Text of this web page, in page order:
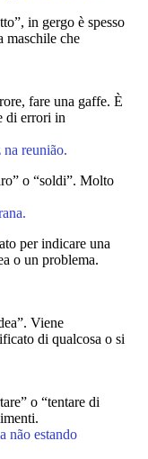
in gergo è spesso
maschile che
fare una gaffe. È
di errori in
reunião.
o “soldi”. Molto
per indicare una
o un problema.
Viene
di qualcosa o si
o “tentare di
não estando